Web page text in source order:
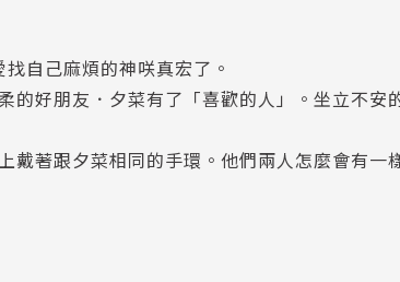
自己麻煩的神咲真宏了。
的好朋友．夕菜有了「喜歡的人」。坐立不安
戴著跟夕菜相同的手環。他們兩人怎麼會有